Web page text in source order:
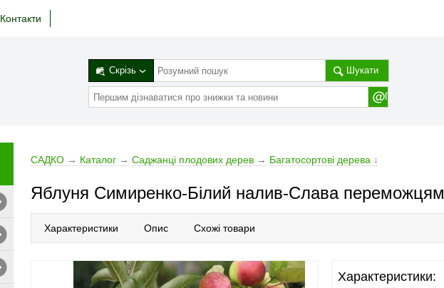
Контакти
Скрізь Шукати
САДКО → Каталог → Cаджанці плодових дерев → Багатосортові дерева ↓
Яблуня Симиренко-Білий налив-Слава переможцям
Характеристики Опис Схожі товари
Характеристики: